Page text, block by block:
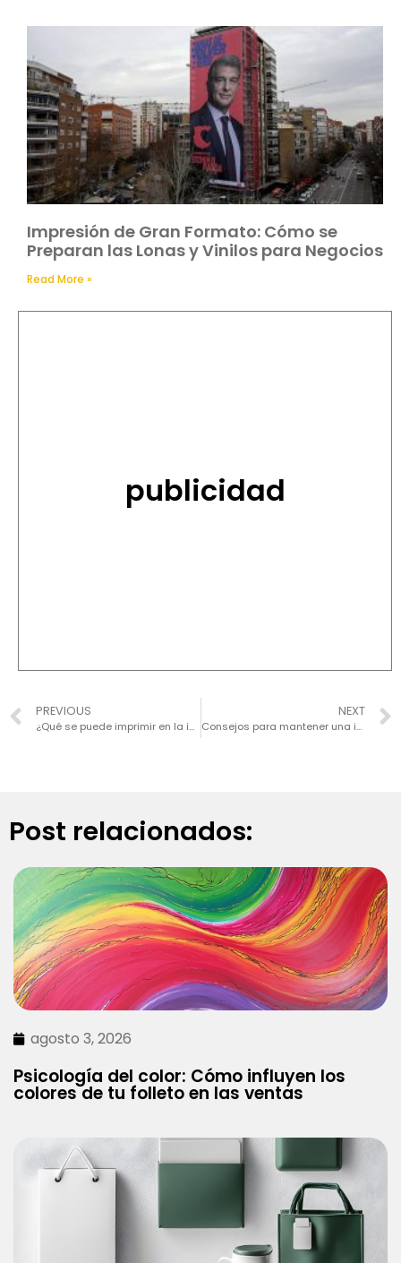
Impresión de Gran Formato: Cómo se
Preparan las Lonas y Vinilos para Negocios
Read More »
publicidad
PREVIOUS
¿Qué se puede imprimir en la impresión digital?
NEXT
Consejos para mantener una impresión de empaques
Post relacionados:
agosto 3, 2026
Psicología del color: Cómo influyen los
colores de tu folleto en las ventas